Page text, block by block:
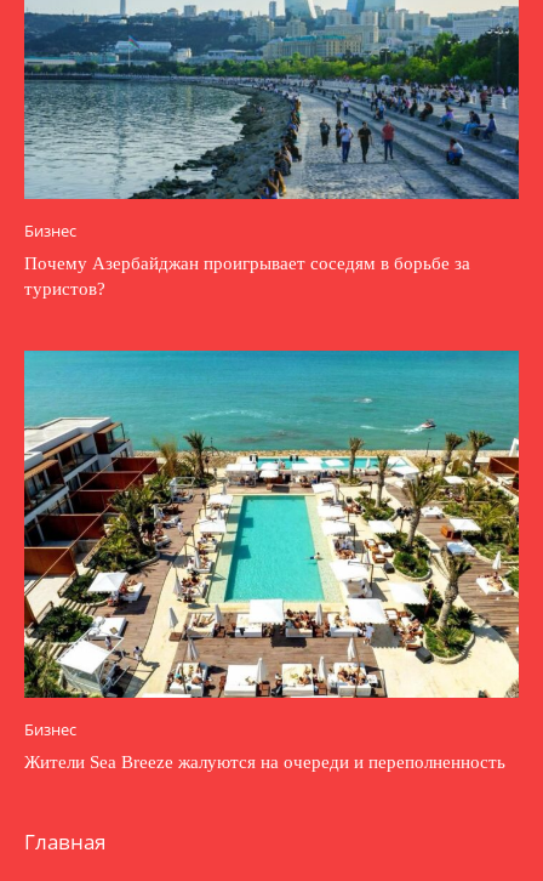
Бизнес
Почему Азербайджан проигрывает соседям в борьбе за
туристов?
Бизнес
Жители Sea Breeze жалуются на очереди и переполненность
Главная